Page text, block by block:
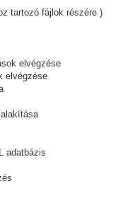
tartozó fájlok részére )
elvégzése
elvégzése
adatbázis